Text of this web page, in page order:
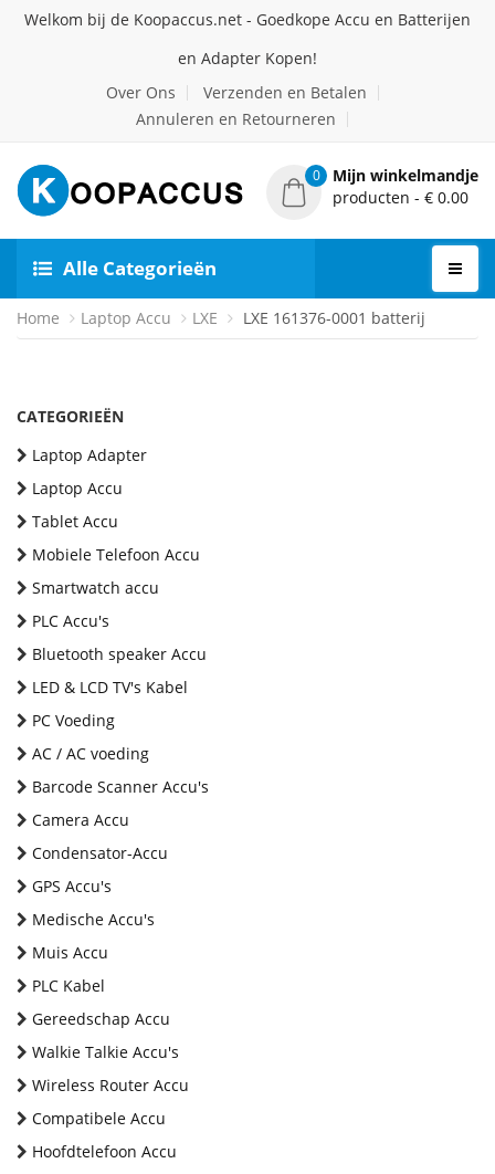
Welkom bij de Koopaccus.net - Goedkope Accu en Batterijen
en Adapter Kopen!
Over Ons
Verzenden en Betalen
Annuleren en Retourneren
0
Mijn winkelmandje
producten - € 0.00
Alle Categorieën
Home Laptop Accu LXE LXE 161376-0001 batterij
CATEGORIEËN
Laptop Adapter
Laptop Accu
Tablet Accu
Mobiele Telefoon Accu
Smartwatch accu
PLC Accu's
Bluetooth speaker Accu
LED & LCD TV's Kabel
PC Voeding
AC / AC voeding
Barcode Scanner Accu's
Camera Accu
Condensator-Accu
GPS Accu's
Medische Accu's
Muis Accu
PLC Kabel
Gereedschap Accu
Walkie Talkie Accu's
Wireless Router Accu
Compatibele Accu
Hoofdtelefoon Accu